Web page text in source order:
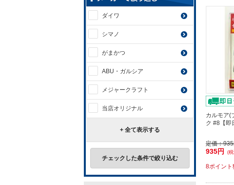
カルモア(
ク #8【即
定価：
935円 (
8ポイント
ダイワ
シマノ
がまかつ
ABU・ガルシア
メジャークラフト
当店オリジナル
+ 全て表示する
チェックした条件で絞り込む